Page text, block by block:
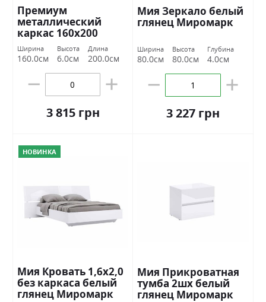
Премиум
металлический
каркас 160х200
Миромарк
Ширина
160.0см
Высота
6.0см
Длина
200.0см
3 815 грн
Мия Зеркало белый
глянец Миромарк
Ширина
80.0см
Высота
80.0см
Глубина
4.0см
3 227 грн
НОВИНКА
Мия Кровать 1,6х2,0
без каркаса белый
глянец Миромарк
Мия Прикроватная
тумба 2шх белый
глянец Миромарк